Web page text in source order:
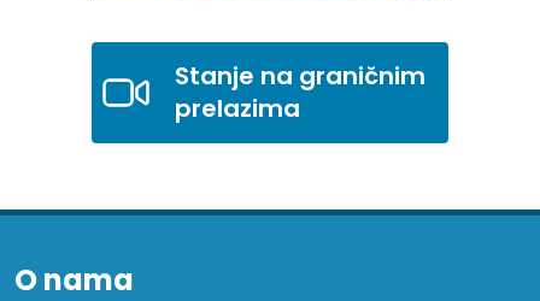
Stanje na graničnim
prelazima
O nama